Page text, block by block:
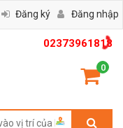
02373961818
0
Đăng ký Đăng nhập